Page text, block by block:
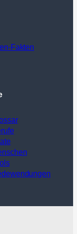
Fakten